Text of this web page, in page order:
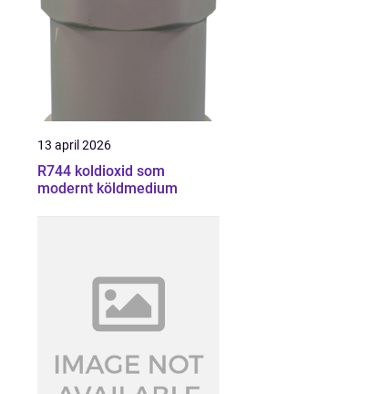
13 april 2026
R744 koldioxid som
modernt köldmedium